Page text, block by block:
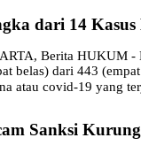
dari 14
Berita HUKUM -
belas) dari 443
atau covid-19 yang
Sanksi